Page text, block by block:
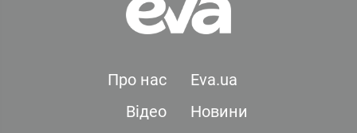
Про нас
Eva.ua
Відео
Новини